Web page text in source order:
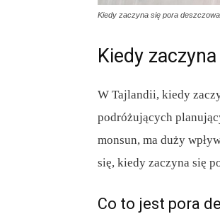
Kiedy zaczyna się pora deszczowa
Kiedy
W Tajlandii, kiedy
podróżujących
monsun, ma duży
się, kiedy zaczyna się
Co to jest pora